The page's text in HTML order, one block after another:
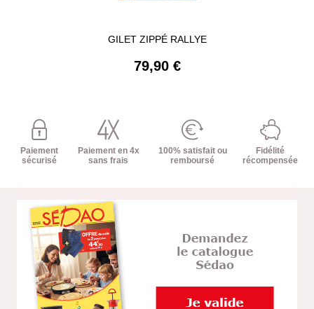
GILET ZIPPÉ RALLYE
79,90 €
Paiement
sécurisé
Paiement en 4x
sans frais
100% satisfait ou
remboursé
Fidélité
récompensée